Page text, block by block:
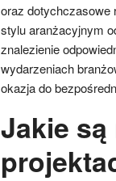
oraz dotychczasowe
stylu aranżacyjnym
znalezienie
wydarzeniach
okazja do
Jakie